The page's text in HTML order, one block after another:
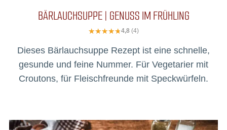
BÄRLAUCHSUPPE | GENUSS IM FRÜHLING
4,8 (4)
Dieses Bärlauchsuppe Rezept ist eine schnelle,
gesunde und feine Nummer. Für Vegetarier mit
Croutons, für Fleischfreunde mit Speckwürfeln.